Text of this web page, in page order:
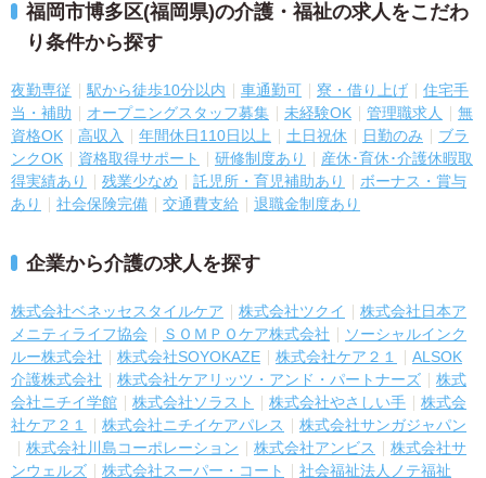
福岡市博多区(福岡県)の介護・福祉の求人をこだわ
り条件から探す
夜勤専従 駅から徒歩10分以内 車通勤可 寮・借り上げ
住宅手
当・補助
オープニングスタッフ募集 未経験OK 管理職求人
無
資格OK
高収入 年間休日110日以上 土日祝休 日勤のみ
ブラ
ンクOK
資格取得サポート 研修制度あり
産休･育休･介護休暇取
得実績あり
残業少なめ 託児所・育児補助あり
ボーナス・賞与
あり
社会保険完備 交通費支給 退職金制度あり
企業から介護の求人を探す
株式会社ベネッセスタイルケア 株式会社ツクイ
株式会社日本ア
メニティライフ協会
ＳＯＭＰＯケア株式会社
ソーシャルインク
ルー株式会社
株式会社SOYOKAZE 株式会社ケア２１
ALSOK
介護株式会社
株式会社ケアリッツ・アンド・パートナーズ
株式
会社ニチイ学館
株式会社ソラスト 株式会社やさしい手
株式会
社ケア２１
株式会社ニチイケアパレス
株式会社サンガジャパン
株式会社川島コーポレーション
株式会社アンビス
株式会社サ
ンウェルズ
株式会社スーパー・コート
社会福祉法人ノテ福祉